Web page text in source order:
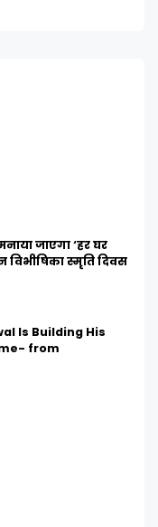
जाएगा ‘हर घर
विभीषिका स्मृति दिवस
Is Building His
from